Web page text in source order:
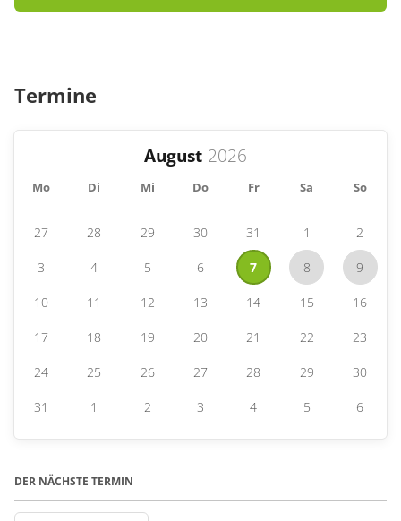
Termine
August
Mo Di Mi Do Fr Sa So
27 28 29 30 31 1 2
3 4 5 6 7 8 9
10 11 12 13 14 15 16
17 18 19 20 21 22 23
24 25 26 27 28 29 30
31 1 2 3 4 5 6
DER NÄCHSTE TERMIN